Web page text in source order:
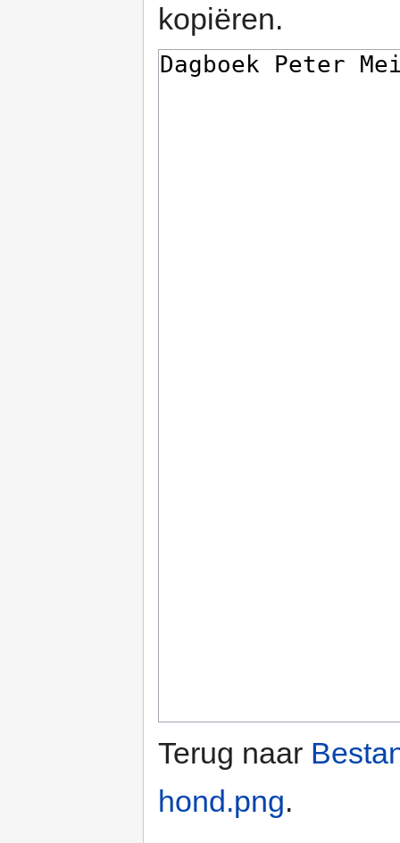
kopiëren.
Terug naar
hond.png.